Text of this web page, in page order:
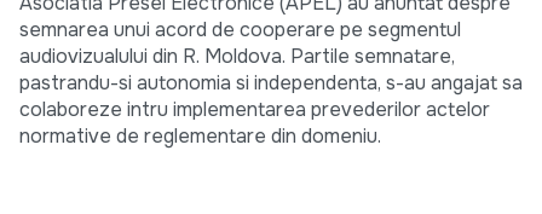
semnarea unui acord de cooperare pe segmentul
audiovizualului din R. Moldova. Partile semnatare,
pastrandu-si autonomia si independenta, s-au angajat sa
colaboreze intru implementarea prevederilor actelor
normative de reglementare din domeniu.